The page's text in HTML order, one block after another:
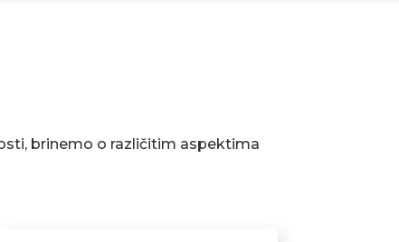
brinemo o različitim aspektima